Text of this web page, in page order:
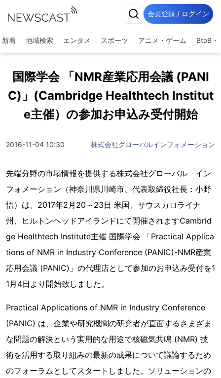
会員登録 / ログイン
新着 地域検索 エンタメ スポーツ アニメ・ゲーム BtoB・
国際学会 「NMR産業応用会議 (PANI
C)」(Cambridge Healthtech Institut
e主催）の参加お申込み受付開始
2016-11-04 10:30 株式会社グローバルインフォメーション
先端分野の市場情報を提供する株式会社グローバル イン
フォメーション（神奈川県川崎市、代表取締役社長：小野
悟）は、2017年2月20～23日 米国、サウスカロライナ
州、ヒルトンヘッドアイランドにて開催されますCambrid
ge Healthtech Institute主催 国際学会 「Practical Applica
tions of NMR in Industry Conference (PANIC)-NMR産業
応用会議 (PANIC)」の代理店として参加のお申込み受付を1
1月4日より開始致しました。
Practical Applications of NMR in Industry Conference
(PANIC) は、企業や研究機関の研究者が直面するさまざま
な問題の解決という実用的な用途で核磁気共鳴 (NMR) 技
術を活用する取り組みの最新の成果について議論するため
のフォーラムとしてスタートしました。ソリューションの